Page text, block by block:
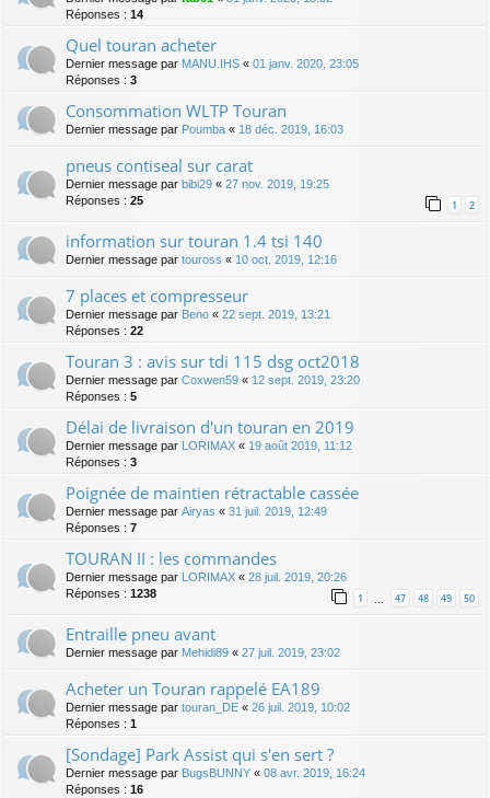
Réponses : 14
Quel touran acheter
Dernier message par MANU.IHS « 01 janv. 2020, 23:05
Réponses : 3
Consommation WLTP Touran
Dernier message par Poumba « 18 déc. 2019, 16:03
pneus contiseal sur carat
Dernier message par bibi29 « 27 nov. 2019, 19:25
Réponses : 25 1 2
information sur touran 1.4 tsi 140
Dernier message par touross « 10 oct. 2019, 12:16
7 places et compresseur
Dernier message par Beno « 22 sept. 2019, 13:21
Réponses : 22
Touran 3 : avis sur tdi 115 dsg oct2018
Dernier message par Coxwen59 « 12 sept. 2019, 23:20
Réponses : 5
Délai de livraison d'un touran en 2019
Dernier message par LORIMAX « 19 août 2019, 11:12
Réponses : 3
Poignée de maintien rétractable cassée
Dernier message par Airyas « 31 juil. 2019, 12:49
Réponses : 7
TOURAN II : les commandes
Dernier message par LORIMAX « 28 juil. 2019, 20:26
Réponses : 1238 1 … 47 48 49 50
Entraille pneu avant
Dernier message par Mehidi89 « 27 juil. 2019, 23:02
Acheter un Touran rappelé EA189
Dernier message par touran_DE « 26 juil. 2019, 10:02
Réponses : 1
[Sondage] Park Assist qui s'en sert ?
Dernier message par BugsBUNNY « 08 avr. 2019, 16:24
Réponses : 16